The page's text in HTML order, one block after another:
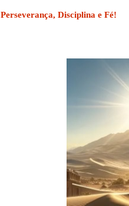
Perseverança, Disciplina e Fé!